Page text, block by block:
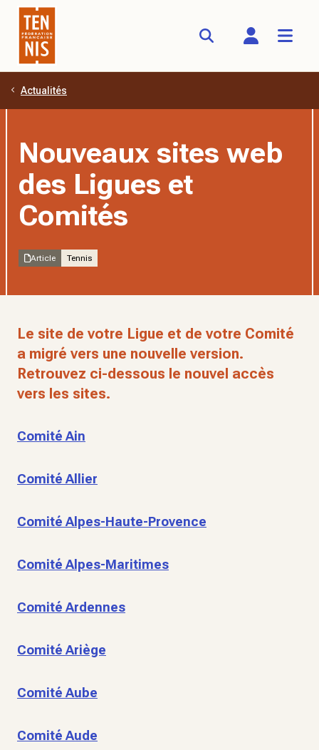
Aller au contenu principal
Actualités
Nouveaux sites web
des Ligues et
Comités
Article Tennis
Le site de votre Ligue et de votre Comité
a migré vers une nouvelle version.
Retrouvez ci-dessous le nouvel accès
vers les sites.
Comité Ain
Comité Allier
Comité Alpes-Haute-Provence
Comité Alpes-Maritimes
Comité Ardennes
Comité Ariège
Comité Aube
Comité Aude